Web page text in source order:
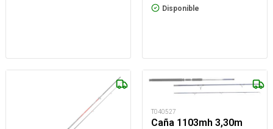
Disponible
T040527
Caña 1103mh 3,30m